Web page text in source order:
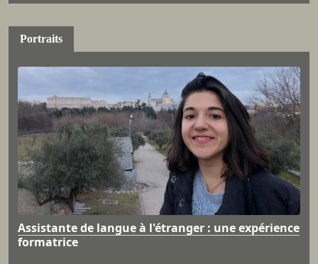
Portraits
Assistante de langue à l'étranger : une expérience
formatrice